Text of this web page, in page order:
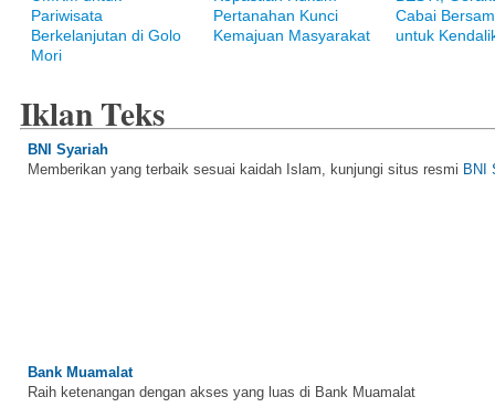
Pariwisata
Berkelanjutan di Golo
Mori
Pertanahan Kunci
Kemajuan Masyarakat
Cabai
untuk
Iklan Teks
BNI Syariah
Memberikan yang terbaik sesuai kaidah Islam, kunjungi situs resmi BNI
Bank Muamalat
Raih ketenangan dengan akses yang luas di Bank Muamalat